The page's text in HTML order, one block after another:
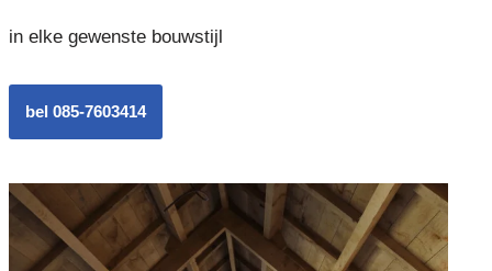
in elke gewenste bouwstijl
bel 085-7603414